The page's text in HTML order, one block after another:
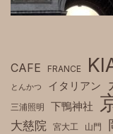
CAFE FRANCE
とんかつ イタリアン
三浦照明 下鴨神社
大慈院 宮大工 山門